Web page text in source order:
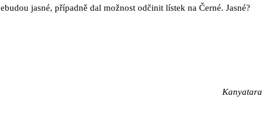
jasné, případně dal možnost odčinit lístek na Černé. Jasné?
Kanyatara